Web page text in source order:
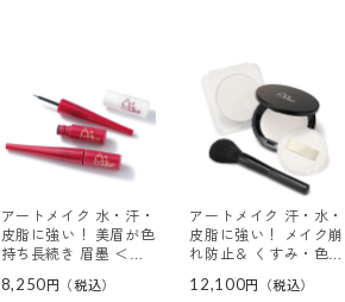
アートメイク 水・汗・
皮脂に強い！ 美眉が色
持ち長続き 眉墨 ＜ナ
本特別セット
8,250
アートメイク 汗・水・
皮脂に強い！ メイク崩
れ防止＆ くすみ・色ム
ーキープ フェイスパウ
12,100